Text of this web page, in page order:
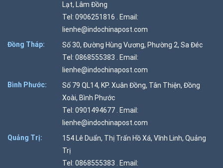
Lạt, Lâm Đồng
Tel: 0906251816 . Email:
lienhe@indochinapost.com
Đồng Tháp:
Số 30, Đường Hùng Vương, Phường 2, Sa Đéc
Tel: 0868555383 . Email:
lienhe@indochinapost.com
Bình Phước:
Số 79 QL14, KP. Xuân Đồng, Tân Thiện, Đồng
Xoài, Bình Phước
Tel: 0901494677 . Email:
lienhe@indochinapost.com
Quảng Trị:
154 Lê Duẩn, Thị Trấn Hồ Xá, Vĩnh Linh, Quảng
Trị
Tel: 0868555383 . Email: